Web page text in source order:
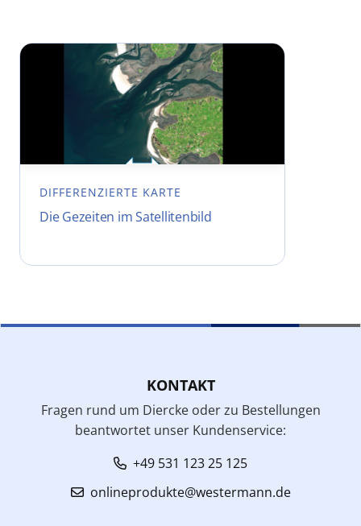
DIFFERENZIERTE KARTE
Die Gezeiten im Satellitenbild
KONTAKT
Fragen rund um Diercke oder zu Bestellungen
beantwortet unser Kundenservice:
+49 531 123 25 125
onlineprodukte@westermann.de